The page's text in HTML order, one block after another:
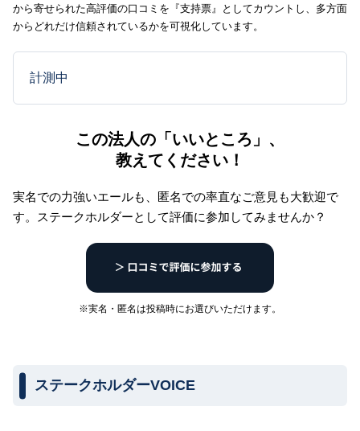
から寄せられた高評価の口コミを『支持票』としてカウントし、多方面
からどれだけ信頼されているかを可視化しています。
計測中
この法人の「いいところ」、
教えてください！
実名での力強いエールも、匿名での率直なご意見も大歓迎で
す。
ステークホルダーとして評価に参加してみませんか？
※実名・匿名は投稿時にお選びいただけます。
ステークホルダーVOICE